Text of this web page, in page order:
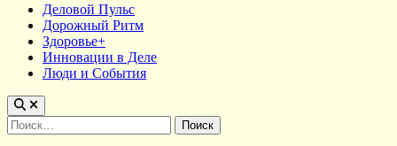
Деловой Пульс
Дорожный Ритм
Здоровье+
Инновации в Деле
Люди и События
Найти: